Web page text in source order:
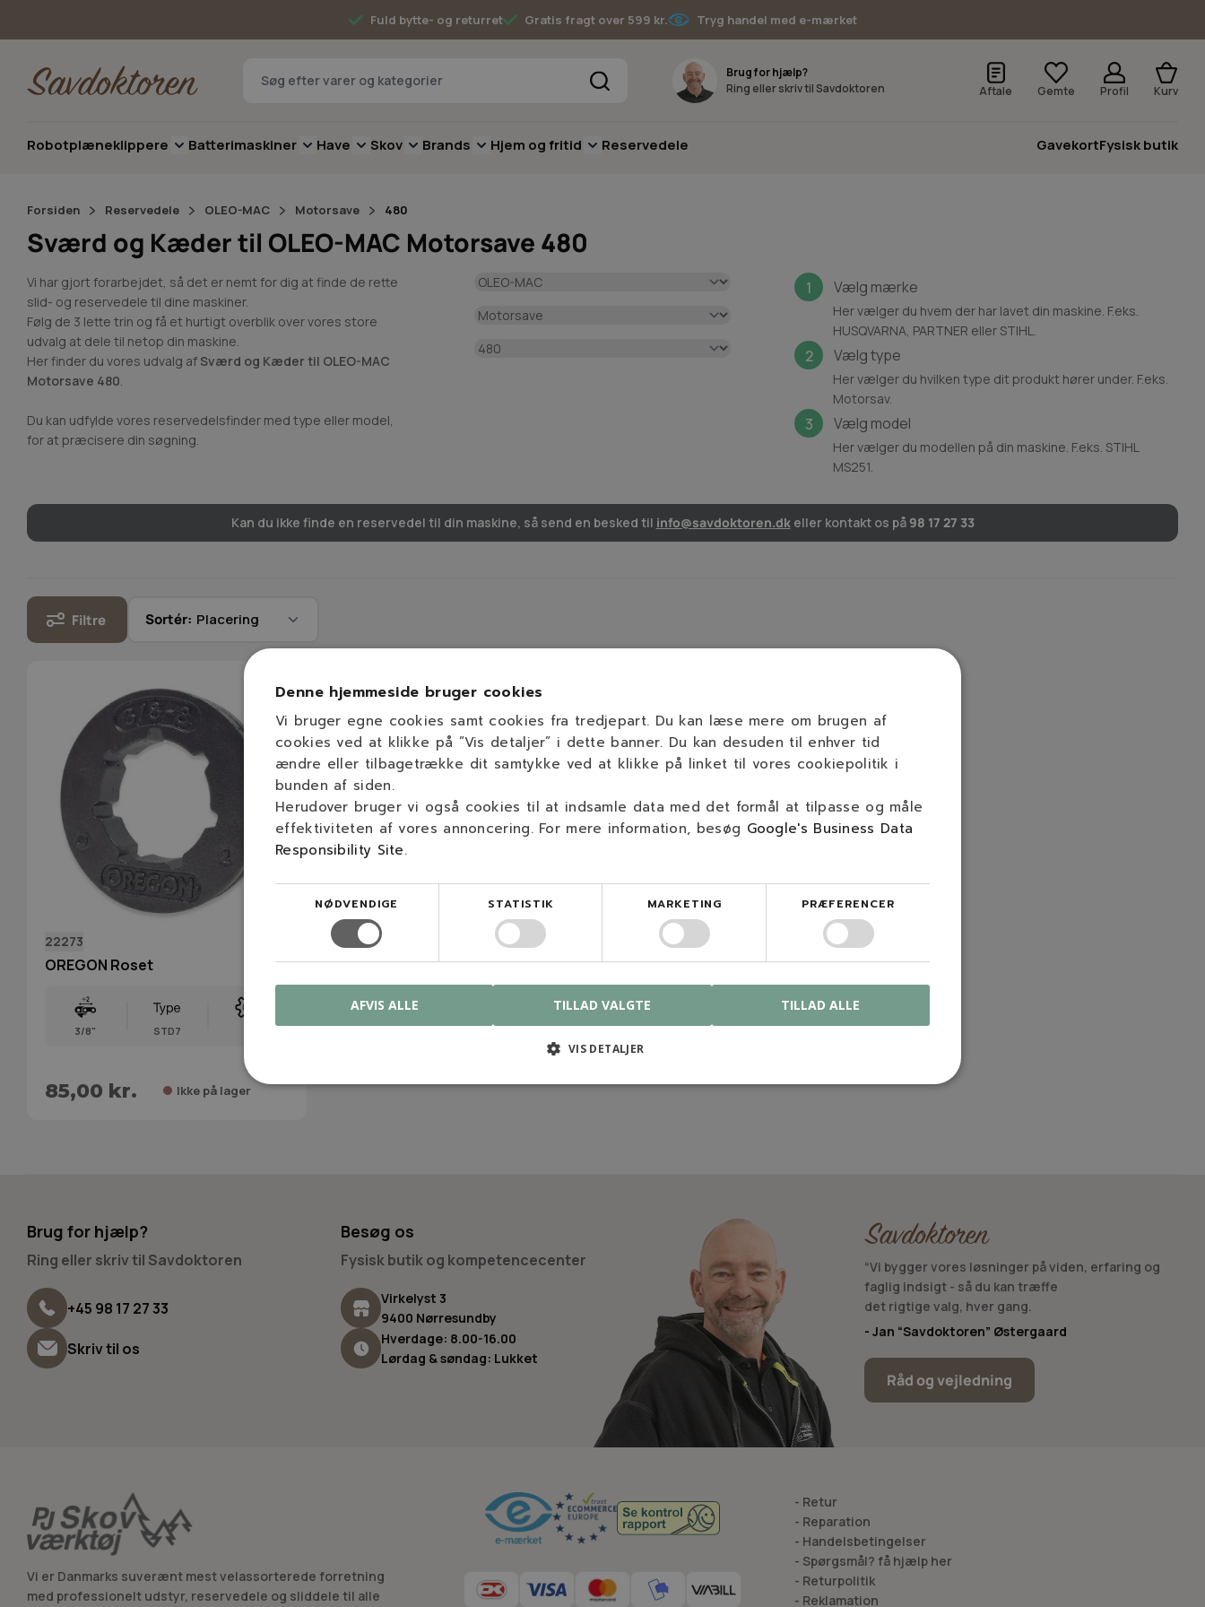
Fuld bytte- og returret Gratis fragt over 599 kr. Tryg handel med e-mærket
Brug for hjælp?
Ring eller skriv til Savdoktoren
Aftale Gemte Profil Kurv
Robotplæneklippere Toggle submenu for Robotplæneklippere
Batterimaskiner Toggle submenu for Batterimaskiner
Have Toggle submenu for Have
Skov Toggle submenu for Skov
Brands Toggle submenu for Brands
Hjem og fritid Toggle submenu for Hjem og fritid
Reservedele GavekortFysisk butik
Forsiden Reservedele OLEO-MAC Motorsave 480
Sværd og Kæder til OLEO-MAC Motorsave 480
Vi har gjort forarbejdet, så det er nemt for dig at finde de rette
slid- og reservedele til dine maskiner.
Følg de 3 lette trin og få et hurtigt overblik over vores store
udvalg at dele til netop din maskine.
Her finder du vores udvalg af Sværd og Kæder til OLEO-MAC
Motorsave 480.
Du kan udfylde vores reservedelsfinder med type eller model,
for at præcisere din søgning.
1 Vælg mærke
Her vælger du hvem der har lavet din maskine. F.eks.
HUSQVARNA, PARTNER eller STIHL.
2 Vælg type
Her vælger du hvilken type dit produkt hører under. F.eks.
Motorsav.
3 Vælg model
Her vælger du modellen på din maskine. F.eks. STIHL
MS251.
Kan du ikke finde en reservedel til din maskine, så send en besked til info@savdoktoren.dkeller kontakt os på 98 17 27 33
Filtre Sortér:
22273
OREGON Roset
3/8" STD7
85,00 kr. Ikke på lager
Brug for hjælp?
Ring eller skriv til Savdoktoren
+45 98 17 27 33
Skriv til os
Besøg os
Fysisk butik og kompetencecenter
Virkelyst 3
9400 Nørresundby
Hverdage: 8.00-16.00
Lørdag & søndag: Lukket
“Vi bygger vores løsninger på viden, erfaring og
faglig indsigt - så du kan træffe
det rigtige valg, hver gang.
- Jan “Savdoktoren” Østergaard
Råd og vejledning
Vi er Danmarks suverænt mest velassorterede forretning
med professionelt udstyr, reservedele og sliddele til alle
- Retur
- Reparation
- Handelsbetingelser
- Spørgsmål? få hjælp her
- Returpolitik
- Reklamation
Denne hjemmeside bruger cookies
Vi bruger egne cookies samt cookies fra tredjepart. Du kan læse mere om brugen af
cookies ved at klikke på ”Vis detaljer” i dette banner. Du kan desuden til enhver tid
ændre eller tilbagetrække dit samtykke ved at klikke på linket til vores cookiepolitik i
bunden af siden.
Herudover bruger vi også cookies til at indsamle data med det formål at tilpasse og måle
effektiviteten af vores annoncering. For mere information, besøg Google's Business Data
Responsibility Site.
NØDVENDIGE STATISTIK MARKETING PRÆFERENCER
TILLAD VALGTE TILLAD ALLE
AFVIS ALLE
VIS DETALJER